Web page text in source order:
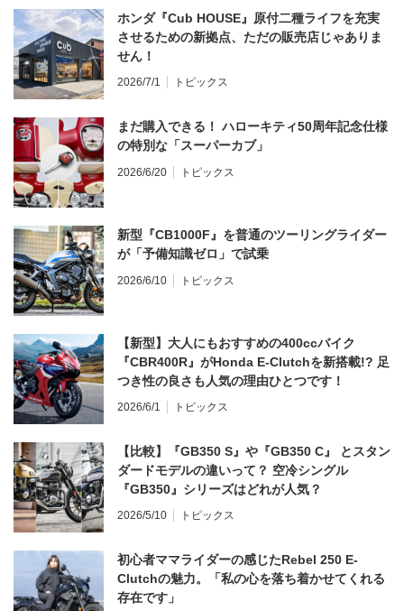
ホンダ『Cub HOUSE』原付二種ライフを充実
させるための新拠点、ただの販売店じゃありま
せん！
2026/7/1 トピックス
まだ購入できる！ ハローキティ50周年記念仕様
の特別な「スーパーカブ」
2026/6/20 トピックス
新型『CB1000F』を普通のツーリングライダー
が「予備知識ゼロ」で試乗
2026/6/10 トピックス
【新型】大人にもおすすめの400ccバイク
『CBR400R』がHonda E-Clutchを新搭載!? 足
つき性の良さも人気の理由ひとつです！
2026/6/1 トピックス
【比較】『GB350 S』や『GB350 C』 とスタン
ダードモデルの違いって？ 空冷シングル
『GB350』シリーズはどれが人気？
2026/5/10 トピックス
初心者ママライダーの感じたRebel 250 E-
Clutchの魅力。「私の心を落ち着かせてくれる
存在です」